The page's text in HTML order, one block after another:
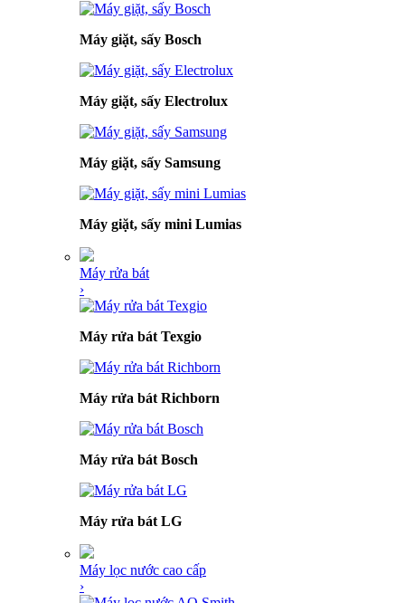
Máy giặt, sấy Bosch
Máy giặt, sấy Electrolux
Máy giặt, sấy Samsung
Máy giặt, sấy mini Lumias
Máy rửa bát
›
Máy rửa bát Texgio
Máy rửa bát Richborn
Máy rửa bát Bosch
Máy rửa bát LG
Máy lọc nước cao cấp
›